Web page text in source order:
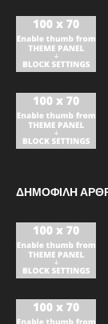
ΔΗΜΟΦΙΛΗ